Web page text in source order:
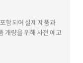
함되어 실제 제품과
개량을 위해 사전 예고